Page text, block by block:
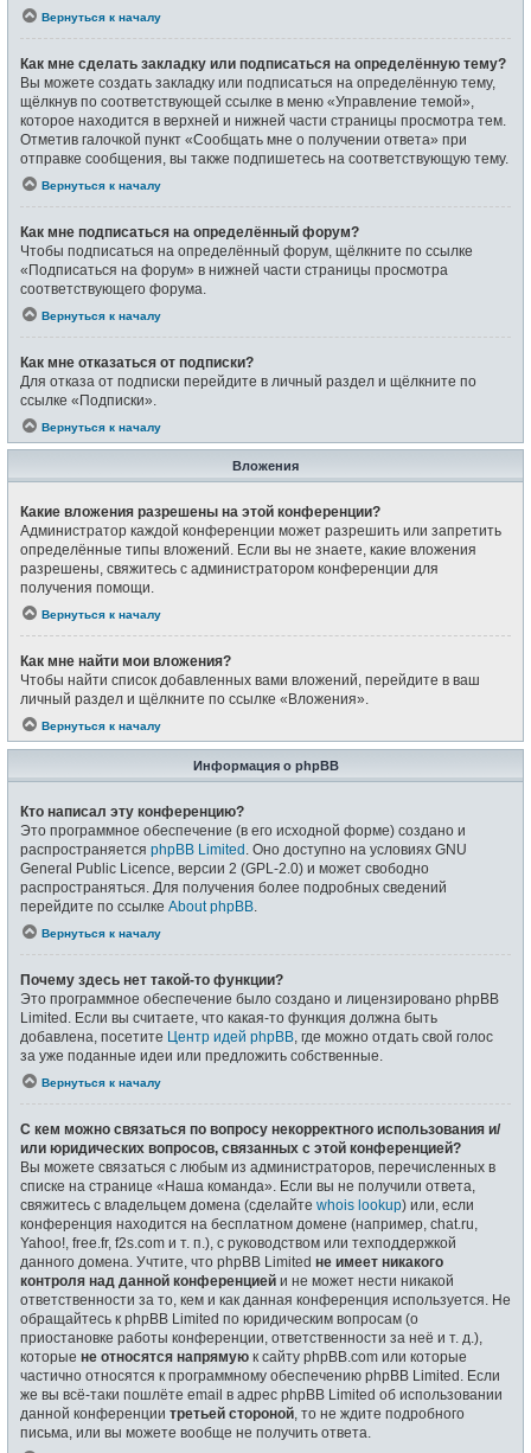
Вернуться к началу
Как мне сделать закладку или подписаться на определённую тему?
Вы можете создать закладку или подписаться на определённую тему,
щёлкнув по соответствующей ссылке в меню «Управление темой»,
которое находится в верхней и нижней части страницы просмотра тем.
Отметив галочкой пункт «Сообщать мне о получении ответа» при
отправке сообщения, вы также подпишетесь на соответствующую тему.
Вернуться к началу
Как мне подписаться на определённый форум?
Чтобы подписаться на определённый форум, щёлкните по ссылке
«Подписаться на форум» в нижней части страницы просмотра
соответствующего форума.
Вернуться к началу
Как мне отказаться от подписки?
Для отказа от подписки перейдите в личный раздел и щёлкните по
ссылке «Подписки».
Вернуться к началу
Вложения
Какие вложения разрешены на этой конференции?
Администратор каждой конференции может разрешить или запретить
определённые типы вложений. Если вы не знаете, какие вложения
разрешены, свяжитесь с администратором конференции для
получения помощи.
Вернуться к началу
Как мне найти мои вложения?
Чтобы найти список добавленных вами вложений, перейдите в ваш
личный раздел и щёлкните по ссылке «Вложения».
Вернуться к началу
Информация о phpBB
Кто написал эту конференцию?
Это программное обеспечение (в его исходной форме) создано и
распространяется phpBB Limited . Оно доступно на условиях GNU
General Public Licence, версии 2 (GPL-2.0) и может свободно
распространяться. Для получения более подробных сведений
перейдите по ссылке About phpBB
Вернуться к началу
Почему здесь нет такой-то функции?
Это программное обеспечение было создано и лицензировано phpBB
Limited. Если вы считаете, что какая-то функция должна быть
добавлена, посетите Центр идей phpBB , где можно отдать свой голос
за уже поданные идеи или предложить собственные.
Вернуться к началу
С кем можно связаться по вопросу некорректного использования и/
или юридических вопросов, связанных с этой конференцией?
Вы можете связаться с любым из администраторов, перечисленных в
списке на странице «Наша команда». Если вы не получили ответа,
свяжитесь с владельцем домена (сделайте whois lookup) или, если
конференция находится на бесплатном домене (например, chat.ru,
Yahoo!, free.fr, f2s.com и т. п.), с руководством или техподдержкой
данного домена. Учтите, что phpBB Limited не имеет никакого
контроля над данной конференцией и не может нести никакой
ответственности за то, кем и как данная конференция используется. Не
обращайтесь к phpBB Limited по юридическим вопросам (о
приостановке работы конференции, ответственности за неё и т. д.),
которые не относятся напрямую к сайту phpBB.com или которые
частично относятся к программному обеспечению phpBB Limited. Если
же вы всё-таки пошлёте email в адрес phpBB Limited об использовании
данной конференции третьей стороной , то не ждите подробного
письма, или вы можете вообще не получить ответа.